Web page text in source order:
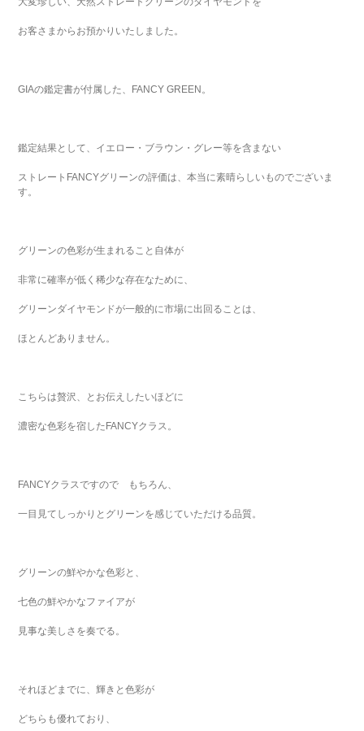
お客さまからお預かりいたしました。
GIAの鑑定書が付属した、FANCY GREEN。
鑑定結果として、イエロー・ブラウン・グレー等を含まない
ストレートFANCYグリーンの評価は、本当に素晴らしいものでございま
す。
グリーンの色彩が生まれること自体が
非常に確率が低く稀少な存在なために、
グリーンダイヤモンドが一般的に市場に出回ることは、
ほとんどありません。
こちらは贅沢、とお伝えしたいほどに
濃密な色彩を宿したFANCYクラス。
FANCYクラスですので もちろん、
一目見てしっかりとグリーンを感じていただける品質。
グリーンの鮮やかな色彩と、
七色の鮮やかなファイアが
見事な美しさを奏でる。
それほどまでに、輝きと色彩が
どちらも優れており、